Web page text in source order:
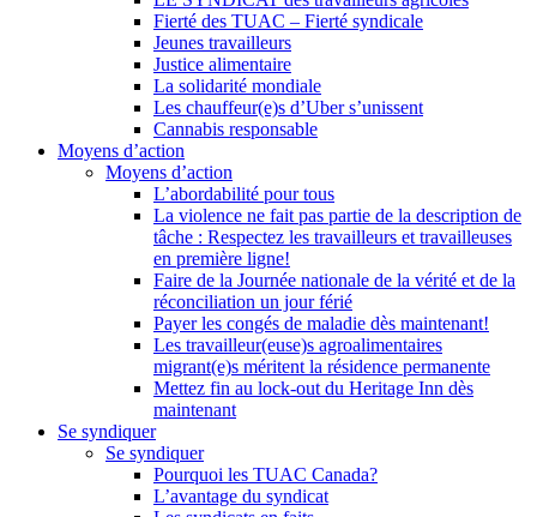
Fierté des TUAC – Fierté syndicale
Jeunes travailleurs
Justice alimentaire
La solidarité mondiale
Les chauffeur(e)s d’Uber s’unissent
Cannabis responsable
Moyens d’action
Moyens d’action
L’abordabilité pour tous
La violence ne fait pas partie de la description de
tâche : Respectez les travailleurs et travailleuses
en première ligne!
Faire de la Journée nationale de la vérité et de la
réconciliation un jour férié
Payer les congés de maladie dès maintenant!
Les travailleur(euse)s agroalimentaires
migrant(e)s méritent la résidence permanente
Mettez fin au lock-out du Heritage Inn dès
maintenant
Se syndiquer
Se syndiquer
Pourquoi les TUAC Canada?
L’avantage du syndicat